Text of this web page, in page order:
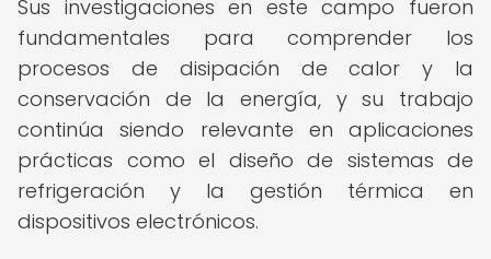
Sus investigaciones en este campo fueron
fundamentales para comprender los
procesos de disipación de calor y la
conservación de la energía, y su trabajo
continúa siendo relevante en aplicaciones
prácticas como el diseño de sistemas de
refrigeración y la gestión térmica en
dispositivos electrónicos.